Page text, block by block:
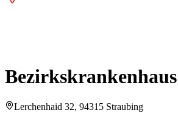
Lerchenhaid 32, 94315 Straubing